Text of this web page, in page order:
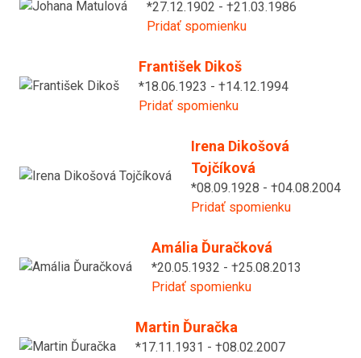
*27.12.1902 - †21.03.1986
Pridať spomienku
František Dikoš
*18.06.1923 - †14.12.1994
Pridať spomienku
Irena Dikošová
Tojčíková
*08.09.1928 - †04.08.2004
Pridať spomienku
Amália Ďuračková
*20.05.1932 - †25.08.2013
Pridať spomienku
Martin Ďuračka
*17.11.1931 - †08.02.2007